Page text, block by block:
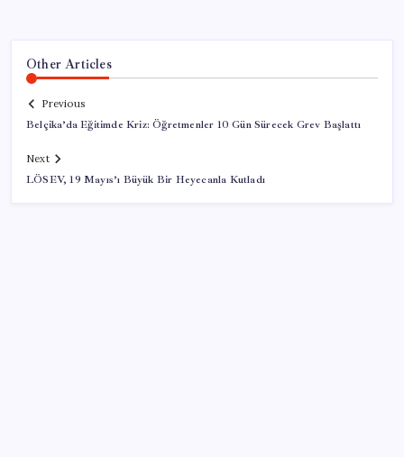
Other Articles
Previous
Belçika’da Eğitimde Kriz: Öğretmenler 10 Gün Sürecek Grev Başlattı
Next
LÖSEV, 19 Mayıs’ı Büyük Bir Heyecanla Kutladı